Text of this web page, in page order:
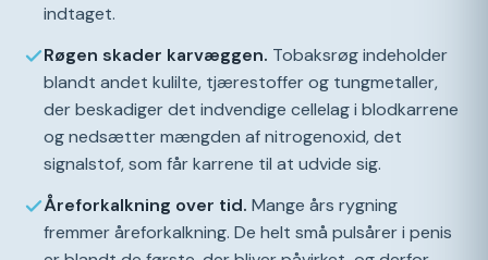
indtaget.
Røgen skader karvæggen. Tobaksrøg indeholder
blandt andet kulilte, tjærestoffer og tungmetaller,
der beskadiger det indvendige cellelag i blodkarrene
og nedsætter mængden af nitrogenoxid, det
signalstof, som får karrene til at udvide sig.
Åreforkalkning over tid. Mange års rygning
fremmer åreforkalkning. De helt små pulsårer i penis